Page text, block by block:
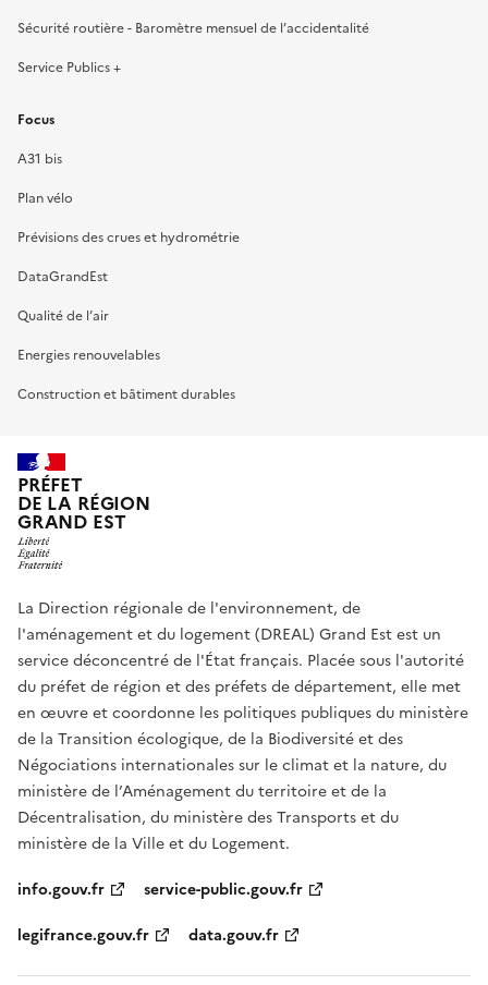
Sécurité routière - Baromètre mensuel de l’accidentalité
Service Publics +
Focus
A31 bis
Plan vélo
Prévisions des crues et hydrométrie
DataGrandEst
Qualité de l’air
Energies renouvelables
Construction et bâtiment durables
PRÉFET
DE LA RÉGION
GRAND EST
La Direction régionale de l'environnement, de
l'aménagement et du logement (DREAL) Grand Est est un
service déconcentré de l'État français. Placée sous l'autorité
du préfet de région et des préfets de département, elle met
en œuvre et coordonne les politiques publiques du ministère
de la Transition écologique, de la Biodiversité et des
Négociations internationales sur le climat et la nature, du
ministère de l’Aménagement du territoire et de la
Décentralisation, du ministère des Transports et du
ministère de la Ville et du Logement.
info.gouv.fr
service-public.gouv.fr
legifrance.gouv.fr
data.gouv.fr